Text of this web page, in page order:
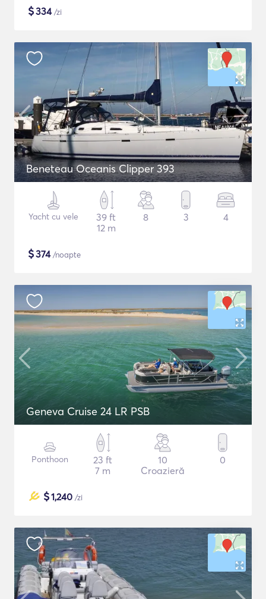
$334/zi
Beneteau Oceanis Clipper 393
Yacht cu vele
39 ft
12 m
8 3 4
$374/noapte
Geneva Cruise 24 LR PSB
Ponthoon
23 ft
7 m
10
Croazieră
0
$1,240 /zi